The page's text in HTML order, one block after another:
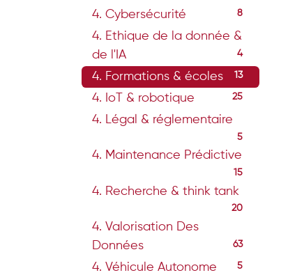
4. Cybersécurité 8
4. Ethique de la donnée &
de l'IA
4
4. Formations & écoles 13
4. IoT & robotique 25
4. Légal & réglementaire
5
4. Maintenance Prédictive
15
4. Recherche & think tank
20
4. Valorisation Des
Données
63
4. Véhicule Autonome 5